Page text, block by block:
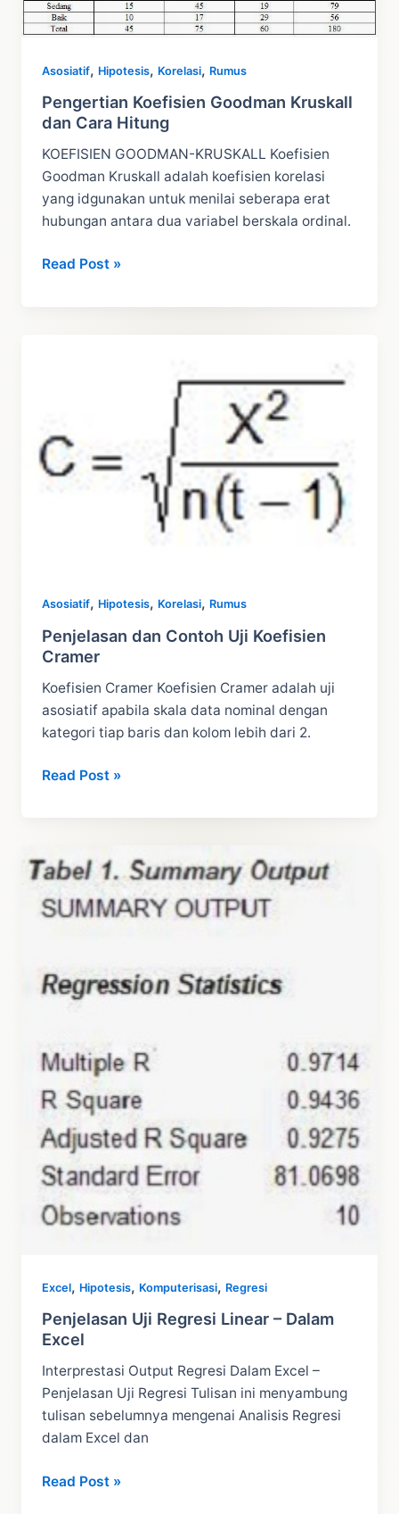
Penerapan
Rumus
Eta
Asosiatif, Hipotesis, Korelasi, Rumus
Pengertian Koefisien Goodman Kruskall
dan Cara Hitung
KOEFISIEN GOODMAN-KRUSKALL Koefisien
Goodman Kruskall adalah koefisien korelasi
yang idgunakan untuk menilai seberapa erat
hubungan antara dua variabel berskala ordinal.
Pengertian
Read Post »
Asosiatif, Hipotesis, Korelasi, Rumus
Penjelasan dan Contoh Uji Koefisien
Cramer
Koefisien Cramer Koefisien Cramer adalah uji
asosiatif apabila skala data nominal dengan
kategori tiap baris dan kolom lebih dari 2.
Penjelasan
Koefisien
Cramer
Read Post »
Excel, Hipotesis, Komputerisasi, Regresi
Penjelasan Uji Regresi Linear – Dalam
Excel
Interprestasi Output Regresi Dalam Excel –
Penjelasan Uji Regresi Tulisan ini menyambung
tulisan sebelumnya mengenai Analisis Regresi
dalam Excel dan
Penjelasan
Read Post »